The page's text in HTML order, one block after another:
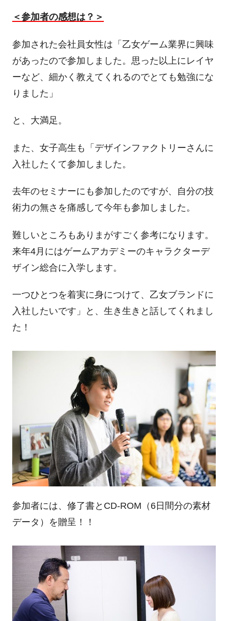
＜参加者の感想は？＞
参加された会社員女性は「乙女ゲーム業界に興味
があったので参加しました。思った以上にレイヤ
ーなど、細かく教えてくれるのでとても勉強にな
りました」
と、大満足。
また、女子高生も「デザインファクトリーさんに
入社したくて参加しました。
去年のセミナーにも参加したのですが、自分の技
術力の無さを痛感して今年も参加しました。
難しいところもありまがすごく参考になります。
来年4月にはゲームアカデミーのキャラクターデ
ザイン総合に入学します。
一つひとつを着実に身につけて、乙女ブランドに
入社したいです」と、生き生きと話してくれまし
た！
参加者には、修了書とCD-ROM（6日間分の素材
データ）を贈呈！！